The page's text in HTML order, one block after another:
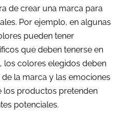
de crear una marca para
Por ejemplo, en algunas
pueden tener
que deben tenerse en
los colores elegidos deben
la marca y las emociones
los productos pretenden
potenciales.